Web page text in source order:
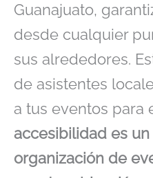
Guanajuato,
desde cualquier
sus alrededores.
de asistentes
a tus eventos para
accesibilidad es
organización de